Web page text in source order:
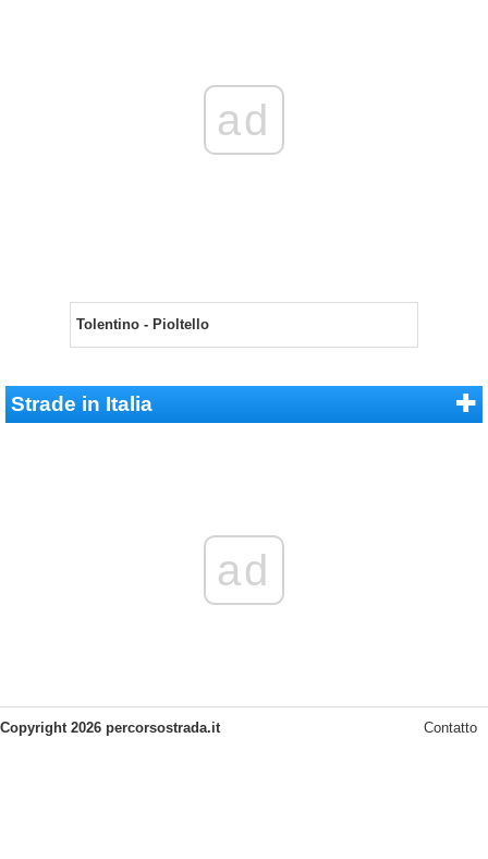
ad
Tolentino - Pioltello
Strade in Italia
ad
Copyright 2026 percorsostrada.it Contatto